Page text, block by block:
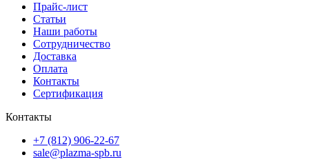
Прайс-лист
Статьи
Наши работы
Сотрудничество
Доставка
Оплата
Контакты
Сертификация
Контакты
+7 (812) 906-22-67
sale@plazma-spb.ru